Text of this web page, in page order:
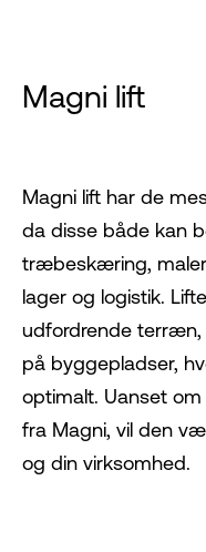
Magni lift
Magni lift har de
da disse både kan
træbeskæring,
lager og logistik.
udfordrende terræn,
på byggepladser,
optimalt. Uanset
fra Magni, vil den
og din virksomhed.